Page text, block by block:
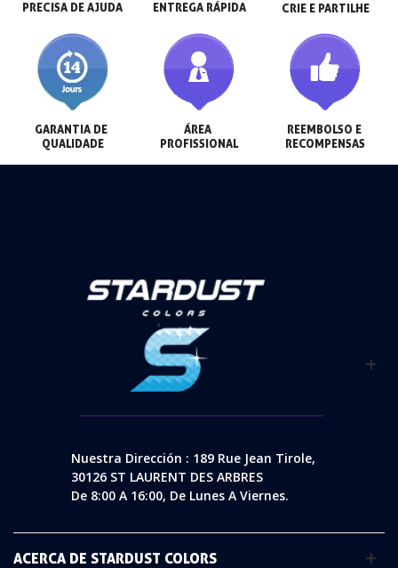
PRECISA DE AJUDA ENTREGA RÁPIDA CRIE E PARTILHE
GARANTIA DE
QUALIDADE
ÁREA
PROFISSIONAL
REEMBOLSO E
RECOMPENSAS
Nuestra Dirección : 189 Rue Jean Tirole,
30126 ST LAURENT DES ARBRES
De 8:00 A 16:00, De Lunes A Viernes.
ACERCA DE STARDUST COLORS